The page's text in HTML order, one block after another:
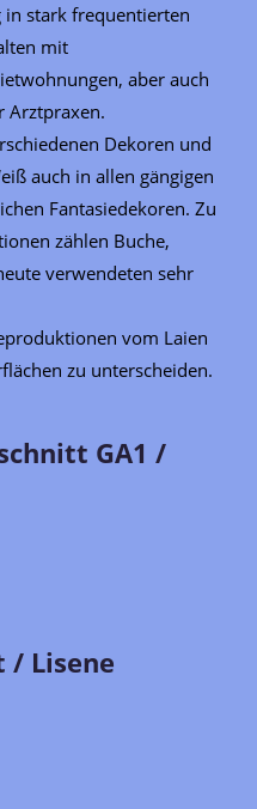
in stark frequentierten
mit
aber auch
Arztpraxen.
Dekoren und
auch in allen gängigen
Fantasiedekoren. Zu
zählen Buche,
verwendeten sehr
vom Laien
zu unterscheiden.
GA1 /
/ Lisene